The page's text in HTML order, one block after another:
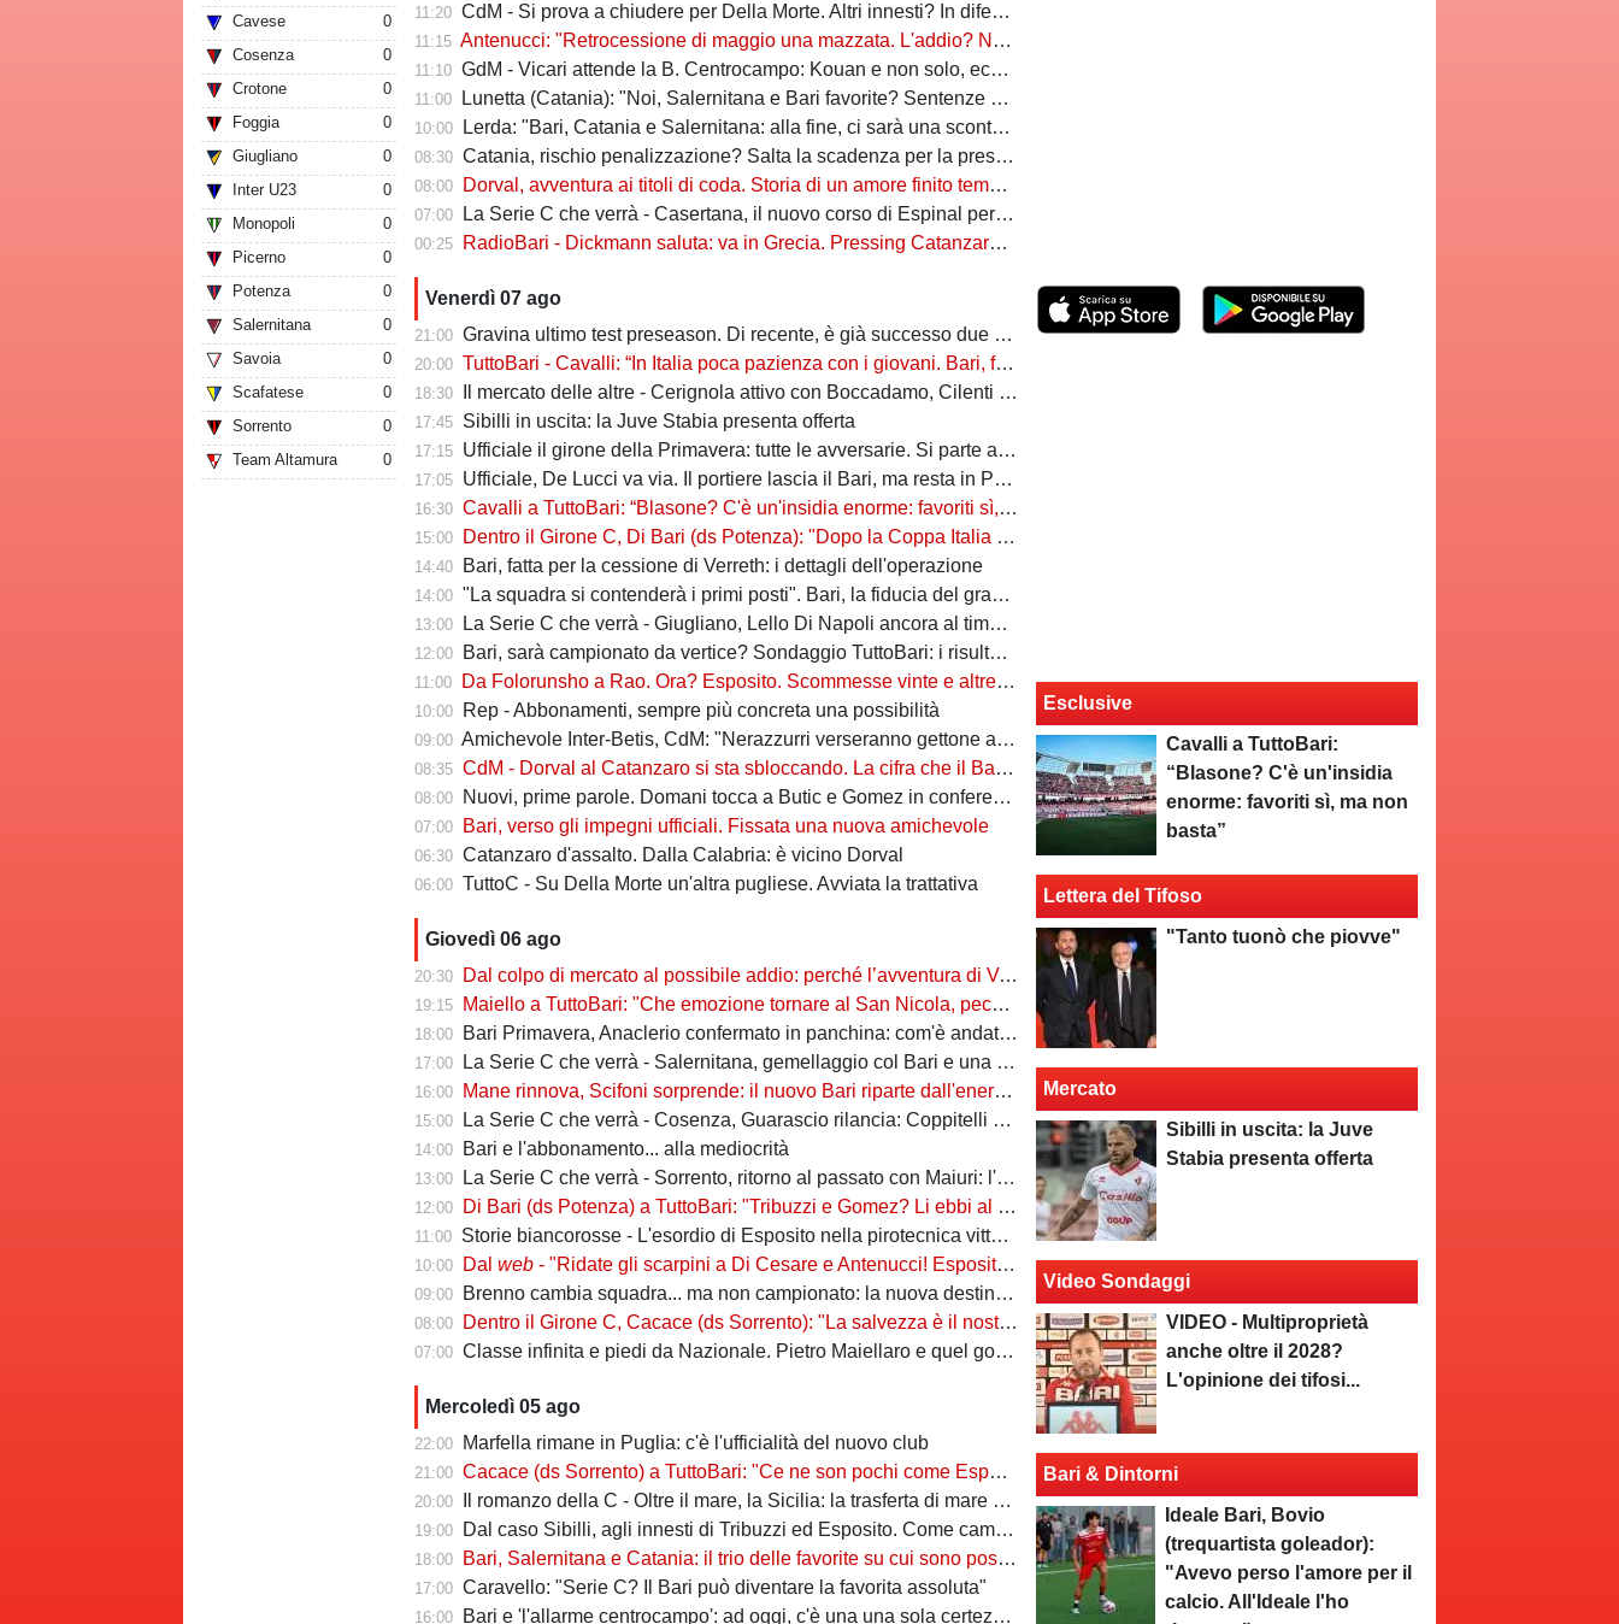
Cavese
0
Cosenza
0
Crotone
0
Foggia
0
Giugliano
0
Inter U23
0
Monopoli
0
Picerno
0
Potenza
0
Salernitana
0
Savoia
0
Scafatese
0
Sorrento
0
Team Altamura
0
11:20 CdM - Si prova a chiudere per Della Morte. Altri innesti? In difesa e a centrocampo
11:15 Antenucci: "Retrocessione di maggio una mazzata. L'addio? Non mi sono sentito voluto. Io, Di Cesare e Bianco, la nuova idea"
11:10 GdM - Vicari attende la B. Centrocampo: Kouan e non solo, ecco i monitorati. Della Morte...
11:00 Lunetta (Catania): "Noi, Salernitana e Bari favorite? Sentenze di agosto"
10:00 Lerda: "Bari, Catania e Salernitana: alla fine, ci sarà una scontenta"
08:30 Catania, rischio penalizzazione? Salta la scadenza per la presentazione di fideiussione aggiuntiva
08:00 Dorval, avventura ai titoli di coda. Storia di un amore finito tempo fa
07:00 La Serie C che verrà - Casertana, il nuovo corso di Espinal per un'altra stagione da protagonista
00:25 RadioBari - Dickmann saluta: va in Grecia. Pressing Catanzaro per Dorval, Vicari piace ad una pugliese
Venerdì 07 ago
21:00 Gravina ultimo test preseason. Di recente, è già successo due volte
20:00 TuttoBari - Cavalli: “In Italia poca pazienza con i giovani. Bari, fai la cosa più bella: ti spiego come”
18:30 Il mercato delle altre - Cerignola attivo con Boccadamo, Cilenti e Padula. Casertana su Antonio Ferrara. Della Morte piace al Foggia
17:45 Sibilli in uscita: la Juve Stabia presenta offerta
17:15 Ufficiale il girone della Primavera: tutte le avversarie. Si parte a settembre
17:05 Ufficiale, De Lucci va via. Il portiere lascia il Bari, ma resta in Puglia
16:30 Cavalli a TuttoBari: “Blasone? C'è un'insidia enorme: favoriti sì, ma non basta”
15:00 Dentro il Girone C, Di Bari (ds Potenza): "Dopo la Coppa Italia vinta, vogliamo infastidire ancora. Vi nomino qualche nostro giovane"
14:40 Bari, fatta per la cessione di Verreth: i dettagli dell'operazione
14:00 "La squadra si contenderà i primi posti". Bari, la fiducia del grande ex
13:00 La Serie C che verrà - Giugliano, Lello Di Napoli ancora al timone: il re delle salvezze vuole evitare un'altra stagione da brividi
12:00 Bari, sarà campionato da vertice? Sondaggio TuttoBari: i risultati provvisori
11:00 Da Folorunsho a Rao. Ora? Esposito. Scommesse vinte e altre perse sull'asse Napoli-Bari
10:00 Rep - Abbonamenti, sempre più concreta una possibilità
09:00 Amichevole Inter-Betis, CdM: "Nerazzurri verseranno gettone al Bari. E verrà girato al Comune"
08:35 CdM - Dorval al Catanzaro si sta sbloccando. La cifra che il Bari incasserebbe
08:00 Nuovi, prime parole. Domani tocca a Butic e Gomez in conferenza
07:00 Bari, verso gli impegni ufficiali. Fissata una nuova amichevole
06:30 Catanzaro d'assalto. Dalla Calabria: è vicino Dorval
06:00 TuttoC - Su Della Morte un'altra pugliese. Avviata la trattativa
Giovedì 06 ago
20:30 Dal colpo di mercato al possibile addio: perché l’avventura di Verreth al Bari non è mai davvero sbocciata
19:15 Maiello a TuttoBari: "Che emozione tornare al San Nicola, peccato per il poco pubblico. Bari ben costruito"
18:00 Bari Primavera, Anaclerio confermato in panchina: com'è andata la scorsa stagione?
17:00 La Serie C che verrà - Salernitana, gemellaggio col Bari e una sola missione: tornare subito in Serie B
16:00 Mane rinnova, Scifoni sorprende: il nuovo Bari riparte dall'energia verde
15:00 La Serie C che verrà - Cosenza, Guarascio rilancia: Coppitelli per riportare i lupi in Serie B
14:00 Bari e l'abbonamento... alla mediocrità
13:00 La Serie C che verrà - Sorrento, ritorno al passato con Maiuri: l'obiettivo è una salvezza senza affanni
12:00 Di Bari (ds Potenza) a TuttoBari: "Tribuzzi e Gomez? Li ebbi al Crotone. Alessio può fare più ruoli, Guido è una certezza"
11:00 Storie biancorosse - L'esordio di Esposito nella pirotecnica vittoria contro la Spal di De Rossi e Nainggolan
10:00 Dalweb - "Ridate gli scarpini a Di Cesare e Antenucci! Esposito? Forte, ma valorizziamo sempre giocatori del Napoli"
09:00 Brenno cambia squadra... ma non campionato: la nuova destinazione dell'ex Bari
08:00 Dentro il Girone C, Cacace (ds Sorrento): "La salvezza è il nostro scudetto, torniamo a casa dopo gennaio. Ecco la nostra forza"
07:00 Classe infinita e piedi da Nazionale. Pietro Maiellaro e quel gol da quaranta metri...
Mercoledì 05 ago
22:00 Marfella rimane in Puglia: c'è l'ufficialità del nuovo club
21:00 Cacace (ds Sorrento) a TuttoBari: "Ce ne son pochi come Esposito: ve lo presento. D'Ursi? Solo interesse"
20:00 Il romanzo della C - Oltre il mare, la Sicilia: la trasferta di mare e di vento
19:00 Dal caso Sibilli, agli innesti di Tribuzzi ed Esposito. Come cambia l’attacco
18:00 Bari, Salernitana e Catania: il trio delle favorite su cui sono poste le aspettative e gli obiettivi promozione
17:00 Caravello: "Serie C? Il Bari può diventare la favorita assoluta"
16:00 Bari e 'l'allarme centrocampo': ad oggi, c'è una una sola certezza (e mezza) nel reparto
Esclusive
Cavalli a TuttoBari:
“Blasone? C'è un'insidia
enorme: favoriti sì, ma non
basta”
Lettera del Tifoso
"Tanto tuonò che piovve"
Mercato
Sibilli in uscita: la Juve
Stabia presenta offerta
Video Sondaggi
VIDEO - Multiproprietà
anche oltre il 2028?
L'opinione dei tifosi...
Bari & Dintorni
Ideale Bari, Bovio
(trequartista goleador):
"Avevo perso l'amore per il
calcio. All'Ideale l'ho